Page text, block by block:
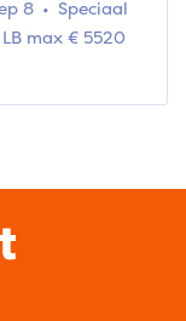
8
Speciaal
LB max € 5520